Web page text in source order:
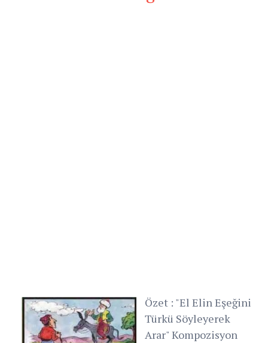
Özet : "El Elin Eşeğini
Türkü Söyleyerek
Arar" Kompozisyon